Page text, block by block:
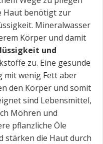
Haut benötigt zur
Mineralwasser
Körper und damit
und
zu. Eine gesunde
mit wenig Fett aber
den Körper und somit
sind Lebensmittel,
Möhren und
pflanzliche Öle
stärken die Haut durch